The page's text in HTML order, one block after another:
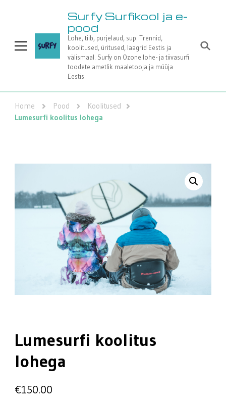
Surfy Surfikool ja e-
pood
Lohe, tiib, purjelaud, sup. Trennid,
koolitused, üritused, laagrid Eestis ja
välismaal. Surfy on Ozone lohe- ja tiivasurfi
toodete ametlik maaletooja ja müüja
Eestis.
Home Pood
Koolitused
Lumesurfi koolitus lohega
Lumesurfi koolitus
lohega
€150.00